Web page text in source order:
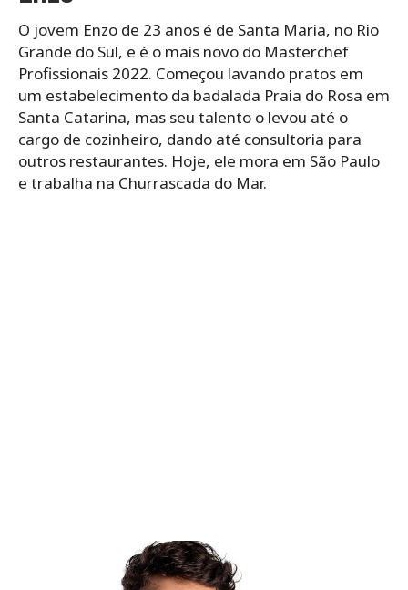
O jovem Enzo de 23 anos é de Santa Maria, no Rio
Grande do Sul, e é o mais novo do Masterchef
Profissionais 2022. Começou lavando pratos em
um estabelecimento da badalada Praia do Rosa em
Santa Catarina, mas seu talento o levou até o
cargo de cozinheiro, dando até consultoria para
outros restaurantes. Hoje, ele mora em São Paulo
e trabalha na Churrascada do Mar.